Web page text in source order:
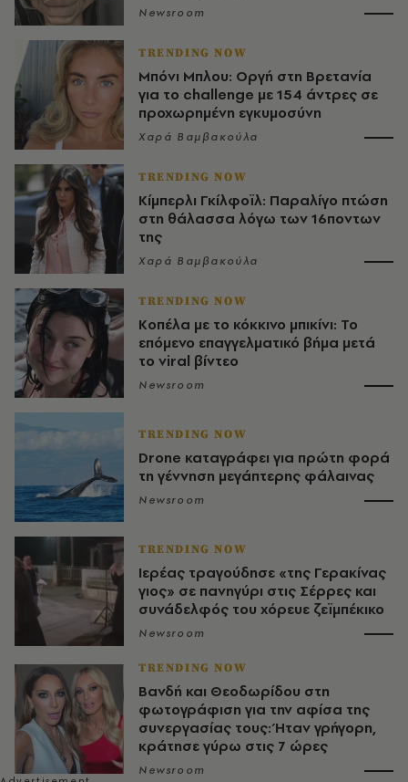
Newsroom
TRENDING NOW
Μπόνι Μπλου: Οργή στη Βρετανία
για το challenge με 154 άντρες σε
προχωρημένη εγκυμοσύνη
Χαρά Βαμβακούλα
TRENDING NOW
Κίμπερλι Γκίλφοϊλ: Παραλίγο πτώση
στη θάλασσα λόγω των 16ποντων
της
Χαρά Βαμβακούλα
TRENDING NOW
Κοπέλα με το κόκκινο μπικίνι: Το
επόμενο επαγγελματικό βήμα μετά
το viral βίντεο
Newsroom
TRENDING NOW
Drone καταγράφει για πρώτη φορά
τη γέννηση μεγάπτερης φάλαινας
Newsroom
TRENDING NOW
Ιερέας τραγούδησε «της Γερακίνας
γιος» σε πανηγύρι στις Σέρρες και
συνάδελφός του χόρευε ζεϊμπέκικο
Newsroom
TRENDING NOW
Βανδή και Θεοδωρίδου στη
φωτογράφιση για την αφίσα της
συνεργασίας τους: Ήταν γρήγορη,
κράτησε γύρω στις 7 ώρες
Newsroom